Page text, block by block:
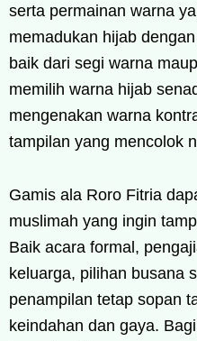
serta permainan warna
memadukan hijab
baik dari segi warna
memilih warna hijab
mengenakan warna
tampilan yang mencolok
Gamis ala Roro Fitria
muslimah yang ingin
Baik acara formal,
keluarga, pilihan busana
penampilan tetap sopan
keindahan dan gaya.